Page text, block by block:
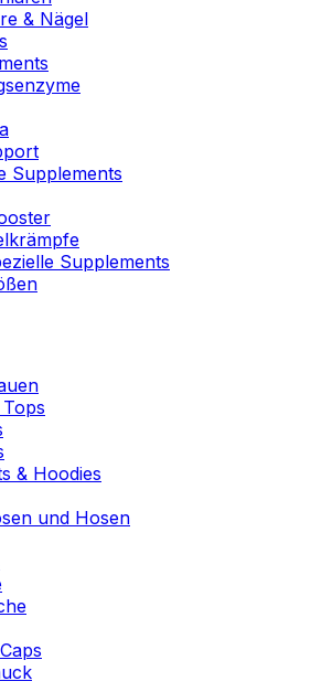
& Nägel
Supplements
Supplements
& Hoodies
und Hosen